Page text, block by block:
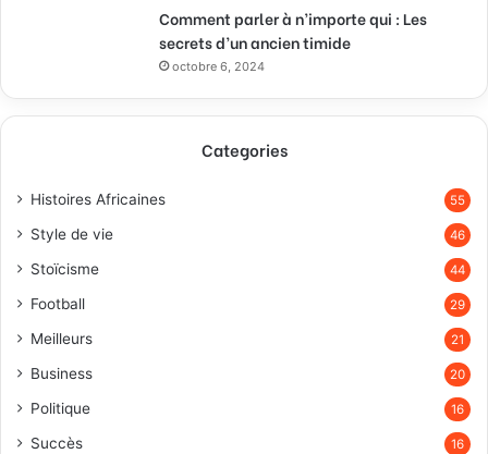
Comment parler à n’importe qui : Les
secrets d’un ancien timide
octobre 6, 2024
Categories
Histoires Africaines 55
Style de vie 46
Stoïcisme 44
Football 29
Meilleurs 21
Business 20
Politique 16
Succès 16